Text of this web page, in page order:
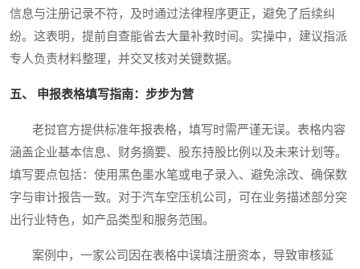
信息与注册记录不符，及时通过法律程序更正，避免了后续纠
纷。这表明，提前自查能省去大量补救时间。实操中，建议指派
专人负责材料整理，并交叉核对关键数据。
五、 申报表格填写指南：步步为营
老挝官方提供标准年报表格，填写时需严谨无误。表格内容
涵盖企业基本信息、财务摘要、股东持股比例以及未来计划等。
填写要点包括：使用黑色墨水笔或电子录入、避免涂改、确保数
字与审计报告一致。对于汽车空压机公司，可在业务描述部分突
出行业特色，如产品类型和服务范围。
案例中，一家公司因在表格中误填注册资本，导致审核延